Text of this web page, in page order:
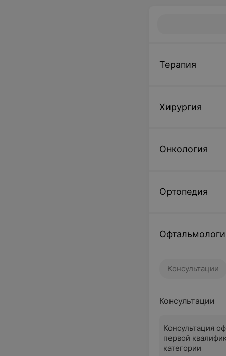
Терапия
Хирургия
Онкология
Ортопедия
Консультации
Консультации
Консультация
первой
категории